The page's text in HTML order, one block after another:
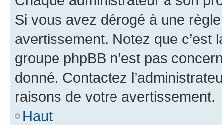
Si vous avez dérogé à une
avertissement. Notez que c’est
groupe phpBB n’est pas
donné. Contactez
raisons de votre avertissement.
Haut